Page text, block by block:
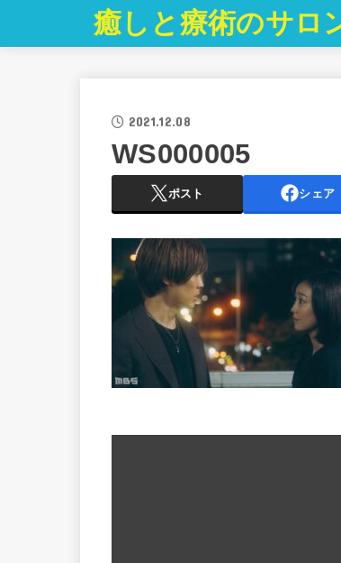
癒しと療術のサロ
2021.12.08
WS000005
ポスト シェア